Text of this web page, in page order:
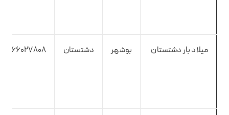
میلاد بار دشتستان بوشهر دشتستان 9166027808